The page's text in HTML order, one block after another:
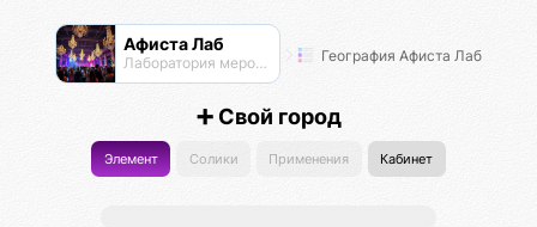
Афиста Лаб
Лаборатория мероприятий География Афиста Лаб
➕ Свой город
Элемент Солики Применения Кабинет